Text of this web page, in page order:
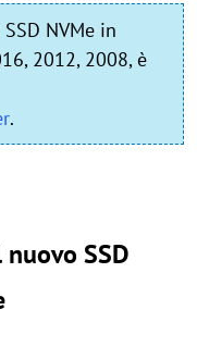
NVMe in
2012, 2008, è
.
SSD